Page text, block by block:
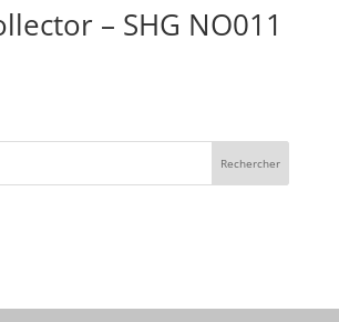
– SHG NO011
Rechercher